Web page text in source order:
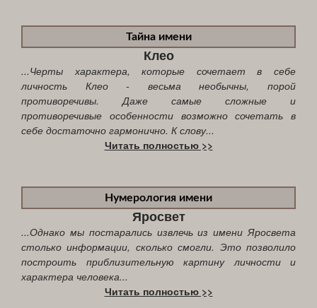
Тайна имени
Клео
...Черты характера, которые сочетает в себе
личность Клео - весьма необычны, порой
противоречивы. Даже самые сложные и
противоречивые особенности возможно сочетать в
себе достаточно гармонично. К слову...
Читать полностью >>
Нумерология имени
Яросвет
...Однако мы постарались извлечь из имени Яросвета
столько информации, сколько смогли. Это позволило
построить приблизительную картину личности и
характера человека...
Читать полностью >>